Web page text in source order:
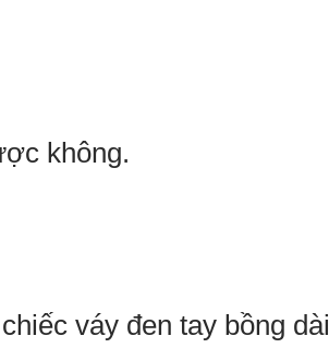
không.
váy đen tay bồng